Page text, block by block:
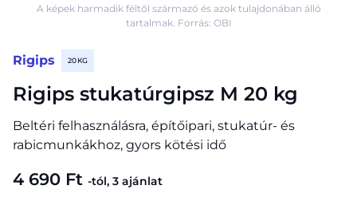
Rigips 20 KG
Rigips stukatúrgipsz M 20 kg
Beltéri felhasználásra, építőipari, stukatúr- és
rabicmunkákhoz, gyors kötési idő
4 690 Ft -tól, 3 ajánlat
A képek harmadik féltől származó és azok tulajdonában álló
tartalmak. Forrás: OBI